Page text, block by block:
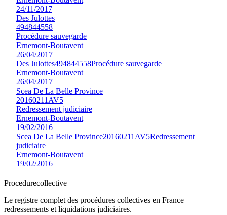
24/11/2017
Des Julottes
494844558
Procédure sauvegarde
Ernemont-Boutavent
26/04/2017
Des Julottes494844558Procédure sauvegarde
Ernemont-Boutavent
26/04/2017
Scea De La Belle Province
20160211AV5
Redressement judiciaire
Ernemont-Boutavent
19/02/2016
Scea De La Belle Province20160211AV5Redressement
judiciaire
Ernemont-Boutavent
19/02/2016
Procedurecollective
Le registre complet des procédures collectives en France —
redressements et liquidations judiciaires.